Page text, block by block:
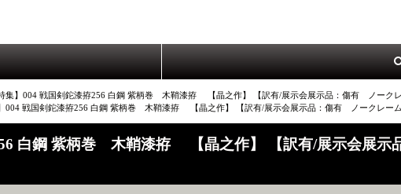
集】004 戦国剣鉈漆拵256 白鋼 紫柄巻 木鞘漆拵 【晶之作】 【訳有/展示会展示品：傷有 ノークレ
004 戦国剣鉈漆拵256 白鋼 紫柄巻 木鞘漆拵 【晶之作】 【訳有/展示会展示品：傷有 ノークレーム
白鋼 紫柄巻 木鞘漆拵 【晶之作】 【訳有/展示会展